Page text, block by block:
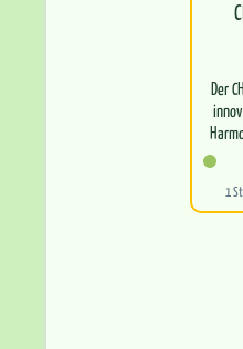
Der
1